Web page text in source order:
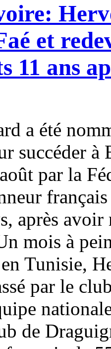
et
11 ans
a été
succéder à
par la
après
mois à
Tunisie,
par le
de